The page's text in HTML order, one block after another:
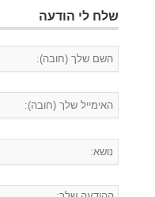
שלח לי הודעה